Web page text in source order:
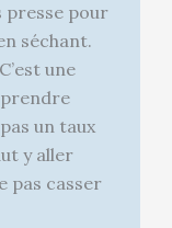
presse pour
séchant.
une
un taux
y aller
pas casser